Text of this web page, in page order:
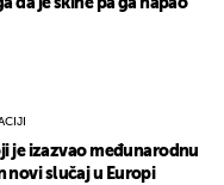
da je skine pa ga napao
je izazvao međunarodnu
novi slučaj u Europi